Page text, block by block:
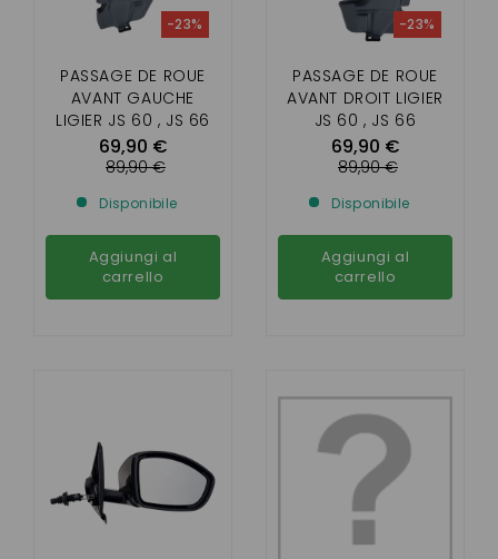
PASSAGE DE ROUE
AVANT GAUCHE
LIGIER JS 60 , JS 66
69,90 €
-23%
89,90 €
Disponibile
Aggiungi al
carrello
PASSAGE DE ROUE
AVANT DROIT LIGIER
JS 60 , JS 66
69,90 €
-23%
89,90 €
Disponibile
Aggiungi al
carrello